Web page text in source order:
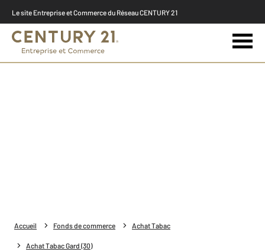
Le site Entreprise et Commerce du Réseau CENTURY 21
Accueil Fonds de commerce Achat Tabac
Achat Tabac Gard (30)